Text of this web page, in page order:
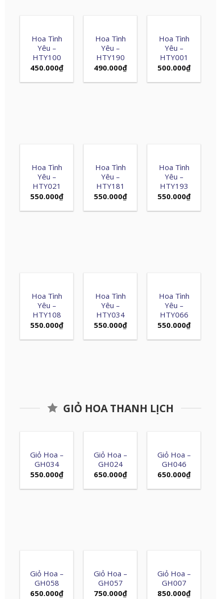
Hoa Tình
Yêu –
HTY100
450.000₫
Hoa Tình
Yêu –
HTY190
490.000₫
Hoa Tình
Yêu –
HTY001
500.000₫
Hoa Tình
Yêu –
HTY021
550.000₫
Hoa Tình
Yêu –
HTY181
550.000₫
Hoa Tình
Yêu –
HTY193
550.000₫
Hoa Tình
Yêu –
HTY108
550.000₫
Hoa Tình
Yêu –
HTY034
550.000₫
Hoa Tình
Yêu –
HTY066
550.000₫
GIỎ HOA THANH LỊCH
Giỏ Hoa –
GH034
550.000₫
Giỏ Hoa –
GH024
650.000₫
Giỏ Hoa –
GH046
650.000₫
Giỏ Hoa –
GH058
650.000₫
Giỏ Hoa –
GH057
750.000₫
Giỏ Hoa –
GH007
850.000₫